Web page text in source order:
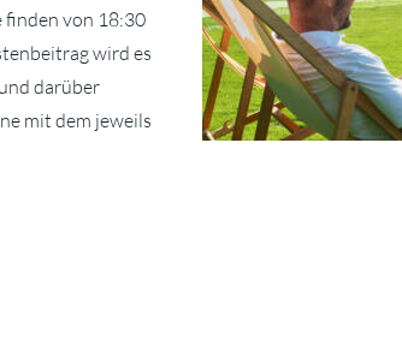
finden von 18:30
wird es
darüber
mit dem jeweils